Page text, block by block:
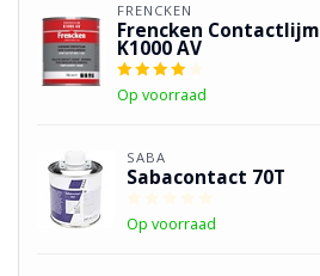
FRENCKEN
Frencken Contactlijm
K1000 AV
Op voorraad
SABA
Sabacontact 70T
Op voorraad